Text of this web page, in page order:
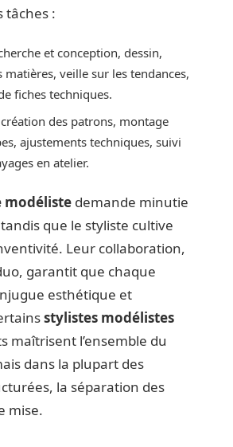
tâches :
et conception, dessin,
matières, veille sur les tendances,
fiches techniques.
des patrons, montage
ajustements techniques, suivi
en atelier.
modéliste demande minutie
que le styliste cultive
Leur collaboration,
garantit que chaque
esthétique et
stylistes modélistes
maîtrisent l’ensemble du
dans la plupart des
la séparation des
mise.